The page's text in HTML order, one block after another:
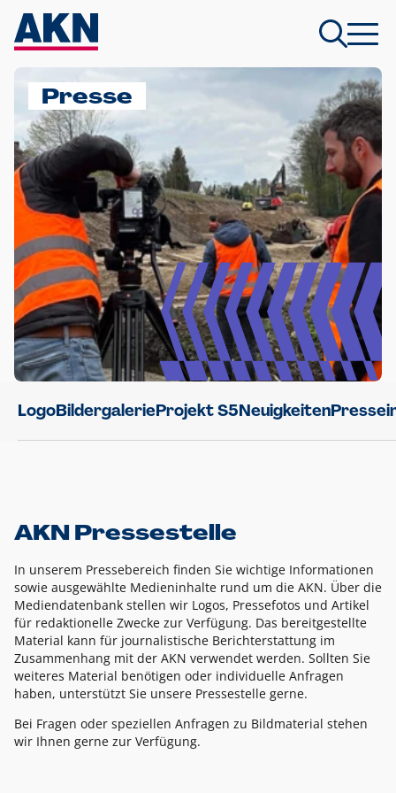
Presse
LogoBildergalerieProjekt S5Neuigkeiten
AKN Pressestelle
In unserem Pressebereich finden Sie wichtige Informationen
sowie ausgewählte Medieninhalte rund um die AKN. Über die
Mediendatenbank stellen wir Logos, Pressefotos und Artikel
für redaktionelle Zwecke zur Verfügung. Das bereitgestellte
Material kann für journalistische Berichterstattung im
Zusammenhang mit der AKN verwendet werden. Sollten Sie
weiteres Material benötigen oder individuelle Anfragen
haben, unterstützt Sie unsere Pressestelle gerne.
Bei Fragen oder speziellen Anfragen zu Bildmaterial stehen
wir Ihnen gerne zur Verfügung.